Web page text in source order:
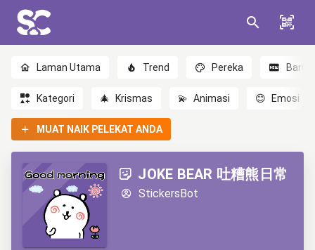
Laman Utama Trend Pereka Baru
Kategori 🎄 Krismas 💫 Animasi 😊 Emosi
MUAT NAIK PELEKAT ANDA
JOKE BEAR 吐糟熊日常
StickersBot